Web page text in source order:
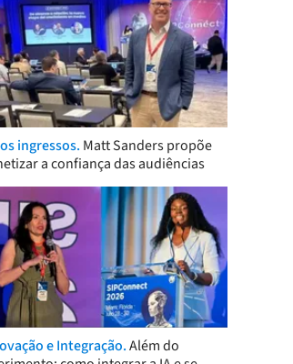
ingressos. Matt Sanders propõe
a confiança das audiências
e Integração.Além do